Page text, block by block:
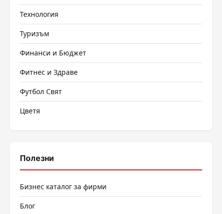
Технология
Туризъм
Финанси и Бюджет
Фитнес и Здраве
Футбол Свят
Цветя
Полезни
Бизнес каталог за фирми
Блог